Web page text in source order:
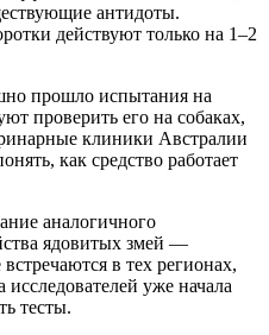
антидоты.
действуют только на 1–2
прошло испытания на
проверить его на собаках,
клиники Австралии
как средство работает
аналогичного
ядовитых змей —
в тех регионах,
уже начала
тесты.